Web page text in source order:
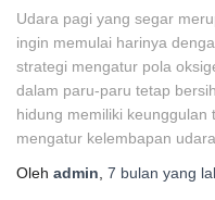
Udara pagi yang segar
ingin memulai harinya
strategi mengatur pola
dalam paru-paru tetap
hidung memiliki
mengatur kelembapan
Oleh admin 7 bulan yang